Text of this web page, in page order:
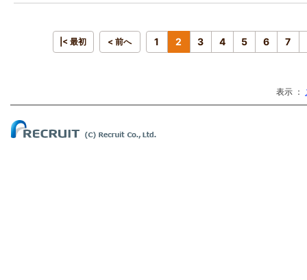
|< 最初 < 前へ 1 2 3 4 5 6 7
表示 ：